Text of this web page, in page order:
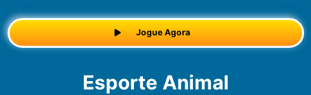
Jogue Agora
Esporte Animal